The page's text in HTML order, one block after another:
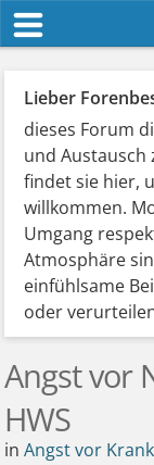
Lieber
dieses Forum
und Austausch
findet sie hier,
willkommen.
Umgang
Atmosphäre
einfühlsame
oder
Angst vor
HWS
inAngst vor